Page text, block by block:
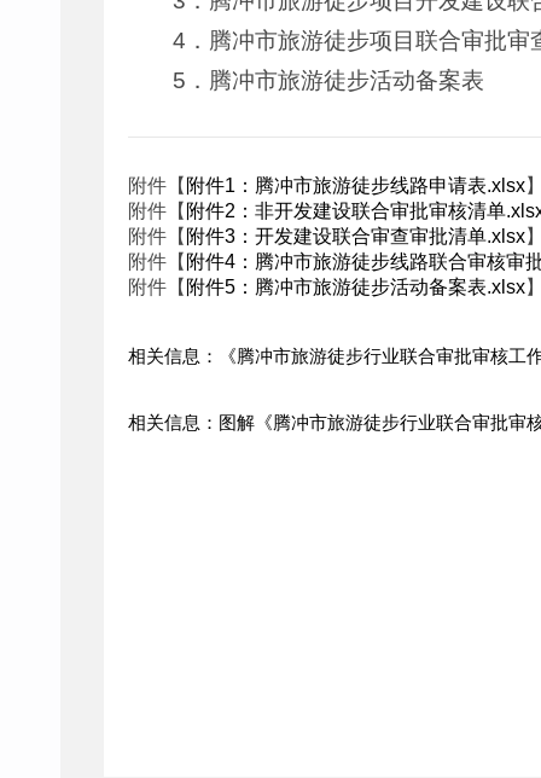
4．腾冲市旅游徒步项目联合审批审
5．腾冲市旅游徒步活动备案表
附件【 附件1：腾冲市旅游徒步线路申请表.xlsx
附件【 附件2：非开发建设联合审批审核清单
附件【 附件3：开发建设联合审查审批清单.xlsx
附件【 附件4：腾冲市旅游徒步线路联合审核审
附件【 附件5：腾冲市旅游徒步活动备案表.xlsx
相关信息：《腾冲市旅游徒步行业联合审批审核工
相关信息：图解《腾冲市旅游徒步行业联合审批审